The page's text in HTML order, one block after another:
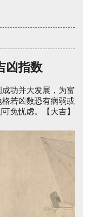
凶指数
功并大发展，为富
若凶数恐有病弱或
免忧虑。【大吉】